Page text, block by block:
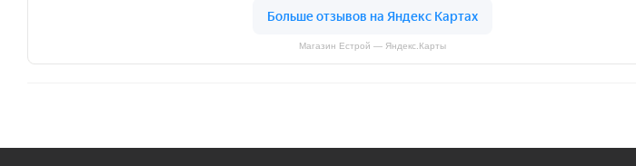
Магазин Естрой — Яндекс.Карты